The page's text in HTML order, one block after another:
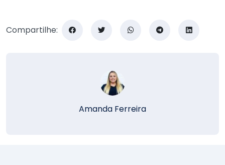
Compartilhe:
Amanda Ferreira